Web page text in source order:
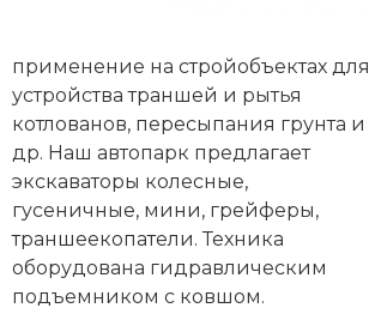
применение на стройобъектах для
устройства траншей и рытья
котлованов, пересыпания грунта и
др. Наш автопарк предлагает
экскаваторы колесные,
гусеничные, мини, грейферы,
траншеекопатели. Техника
оборудована гидравлическим
подъемником с ковшом.